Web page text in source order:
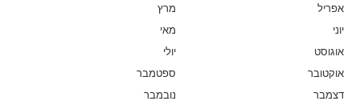
מרץ
אפריל
מאי
יוני
יולי
אוגוסט
ספטמבר
אוקטובר
נובמבר
דצמבר